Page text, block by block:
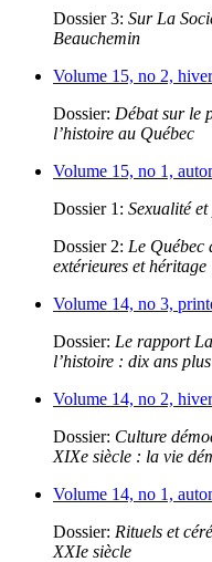
Dossier 3: Sur La
Beauchemin
Volume 15, no 2,
Dossier: Débat sur le
l’histoire au Québec
Volume 15, no 1,
Dossier 1: Sexualité
Dossier 2: Le Québec
extérieures et héritage
Volume 14, no 3,
Dossier: Le rapport
l’histoire : dix ans
Volume 14, no 2,
Dossier: Culture
XIXe siècle : la vie
Volume 14, no 1,
Dossier: Rituels et
XXIe siècle